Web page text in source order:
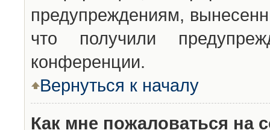
предупреждениям,
что получили
конференции.
Вернуться к началу
Как мне пожаловаться на